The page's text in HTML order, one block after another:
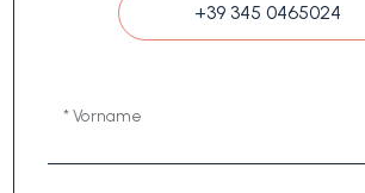
+39 345 0465024
* Vorname